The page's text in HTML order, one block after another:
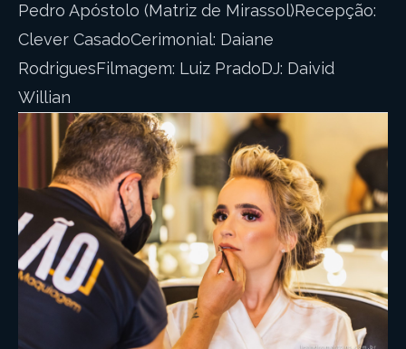
Pedro Apóstolo (Matriz de Mirassol)Recepção:
Clever CasadoCerimonial: Daiane
RodriguesFilmagem: Luiz PradoDJ: Daivid
Willian